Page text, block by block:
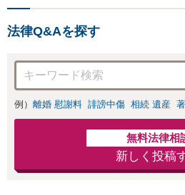
は
法律Q&Aを探す
例） 離婚 慰謝料 誹謗中傷 相続 遺産
無料法律相
新しく投稿